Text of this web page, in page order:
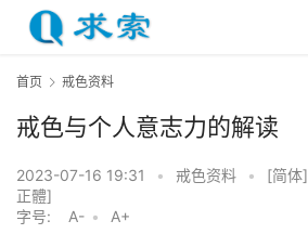
首页 戒色资料
戒色与个人意志力的解读
2023-07-16 19:31 • 戒色资料 • [简体]
正體]
字号:
A- • A+